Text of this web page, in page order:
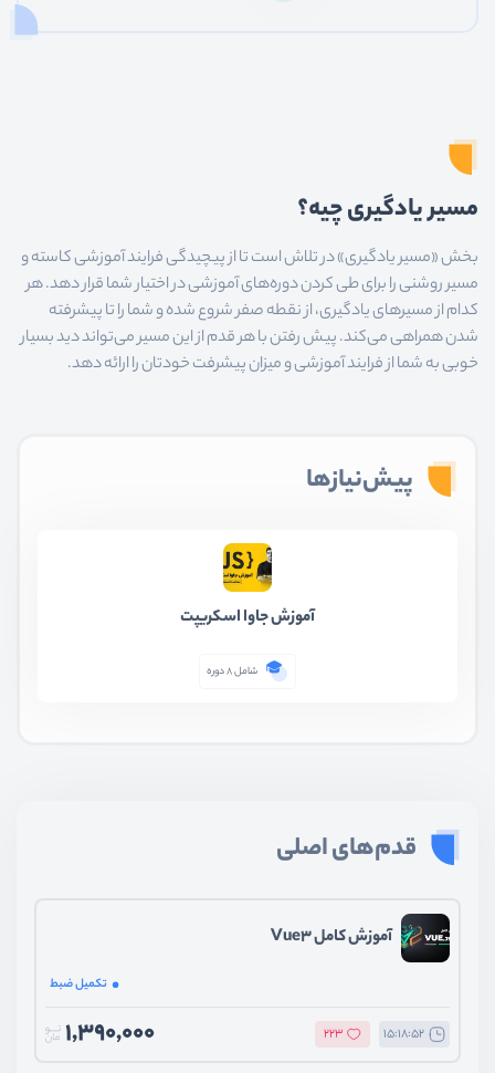
مسیر یادگیری چیه؟
بخش «مسیر یادگیری» در تلاش است تا از پیچیدگی فرایند آموزشی کاسته و
مسیر روشنی را برای طی کردن دوره‌های آموزشی در اختیار شما قرار دهد. هر
کدام از مسیرهای یادگیری، از نقطه صفر شروع شده و شما را تا پیشرفته
شدن همراهی می‌کند. پیش رفتن با هر قدم از این مسیر می‌تواند دید بسیار
خوبی به شما از فرایند آموزشی و میزان پیشرفت خودتان را ارائه دهد.
پیش‌نیازها
آموزش جاوا اسکریپت
شامل 8 دوره
قدم‌های اصلی
آموزش کامل Vue3
تکمیل ضبط
15:18:52
223
1,390,000